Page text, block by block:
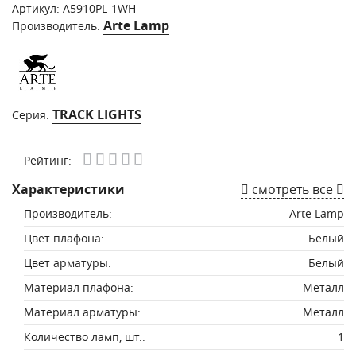
Артикул: A5910PL-1WH
Производитель: Arte Lamp
Серия: TRACK LIGHTS
Рейтинг:
Характеристики смотреть все
Производитель:
Arte Lamp
Цвет плафона:
Белый
Цвет арматуры:
Белый
Материал плафона:
Металл
Материал арматуры:
Металл
Количество ламп, шт.:
1